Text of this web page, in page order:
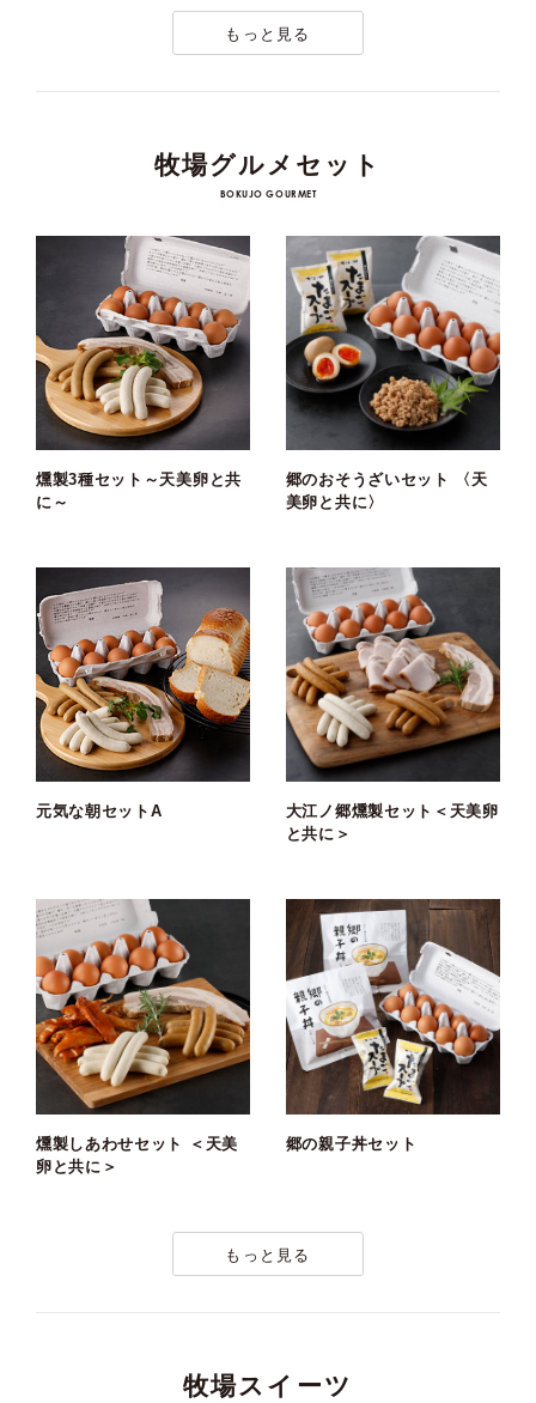
もっと見る
牧場グルメセット
BOKUJO GOURMET
燻製3種セット～天美卵と共
に～
郷のおそうざいセット 〈天
美卵と共に〉
元気な朝セットA
大江ノ郷燻製セット＜天美卵
と共に＞
燻製しあわせセット ＜天美
卵と共に＞
郷の親子丼セット
もっと見る
牧場スイーツ